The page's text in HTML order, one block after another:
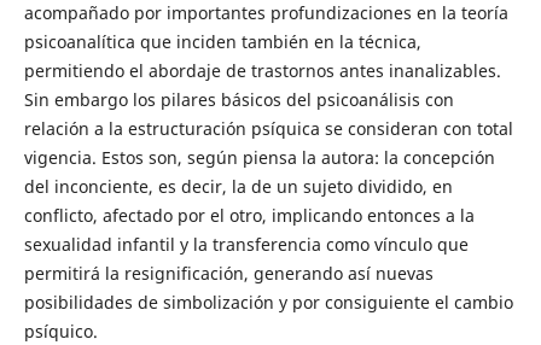
acompañado por importantes profundizaciones en la teoría
psicoanalítica que inciden también en la técnica,
permitiendo el abordaje de trastornos antes inanalizables.
Sin embargo los pilares básicos del psicoanálisis con
relación a la estructuración psíquica se consideran con total
vigencia. Estos son, según piensa la autora: la concepción
del inconciente, es decir, la de un sujeto dividido, en
conflicto, afectado por el otro, implicando entonces a la
sexualidad infantil y la transferencia como vínculo que
permitirá la resignificación, generando así nuevas
posibilidades de simbolización y por consiguiente el cambio
psíquico.